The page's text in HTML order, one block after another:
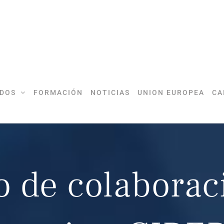
FORMACIÓN NOTICIAS UNION EUROPEA
de